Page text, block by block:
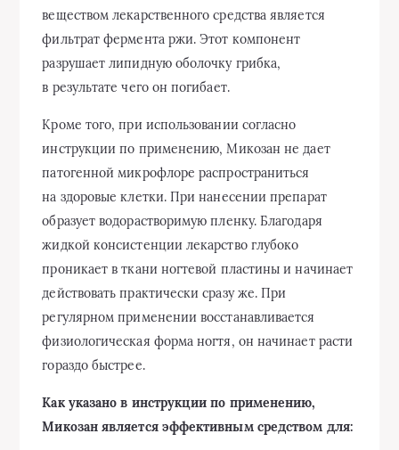
веществом лекарственного средства является
фильтрат фермента ржи. Этот компонент
разрушает липидную оболочку грибка,
в результате чего он погибает.
Кроме того, при использовании согласно
инструкции по применению, Микозан не дает
патогенной микрофлоре распространиться
на здоровые клетки. При нанесении препарат
образует водорастворимую пленку. Благодаря
жидкой консистенции лекарство глубоко
проникает в ткани ногтевой пластины и начинает
действовать практически сразу же. При
регулярном применении восстанавливается
физиологическая форма ногтя, он начинает расти
гораздо быстрее.
Как указано в инструкции по применению,
Микозан является эффективным средством для: